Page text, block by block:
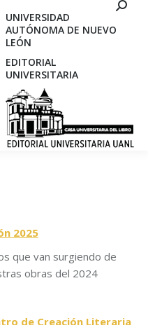
UNIVERSIDAD
AUTÓNOMA DE NUEVO
LEÓN
EDITORIAL
UNIVERSITARIA
2025
que van surgiendo de
obras del 2024
de Creación Literaria